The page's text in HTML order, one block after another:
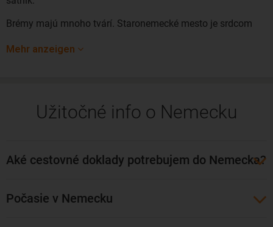
Brémy majú mnoho tvárí. Staronemecké mesto je srdcom
mestských hudobníkov z Brém. Občania Brém sú hrdí na
štýl. Môžete si vychutnať kávu v Gute Stube, v časti mesta v
na potulky, vrátane najstaršej štvrti Schnoor alebo
Pri brehoch rieky sa obyvatelia Brém v lete schádzajú na
Mehr anzeigen
Užitočné info o Nemecku
Aké cestovné doklady potrebujem do Nemecka?
Počasie v Nemecku